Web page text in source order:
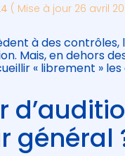
( Mise à jour 26 avril
à des
Mais, en dehors
« librement »
général